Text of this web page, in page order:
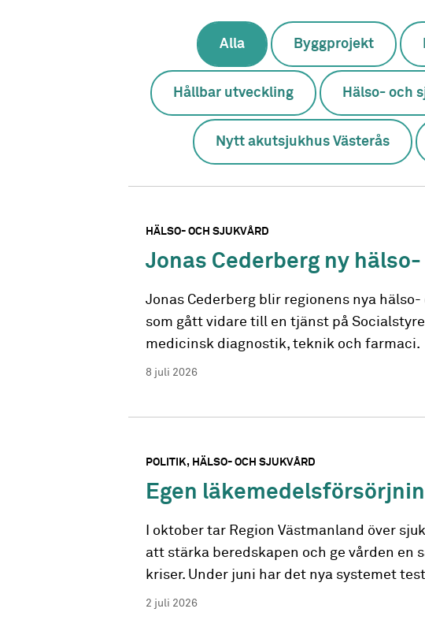
Alla Byggprojekt
Hållbar utveckling Hälso- och
Nytt akutsjukhus Västerås
HÄLSO- OCH SJUKVÅRD
Jonas Cederberg ny
Jonas Cederberg blir regionens nya
som gått vidare till en tjänst på
medicinsk diagnostik, teknik och farmaci.
8 juli 2026
POLITIK HÄLSO- OCH SJUKVÅRD
Egen
I oktober tar Region Västmanland över
att stärka beredskapen och ge vården en
kriser. Under juni har det nya systemet
2 juli 2026